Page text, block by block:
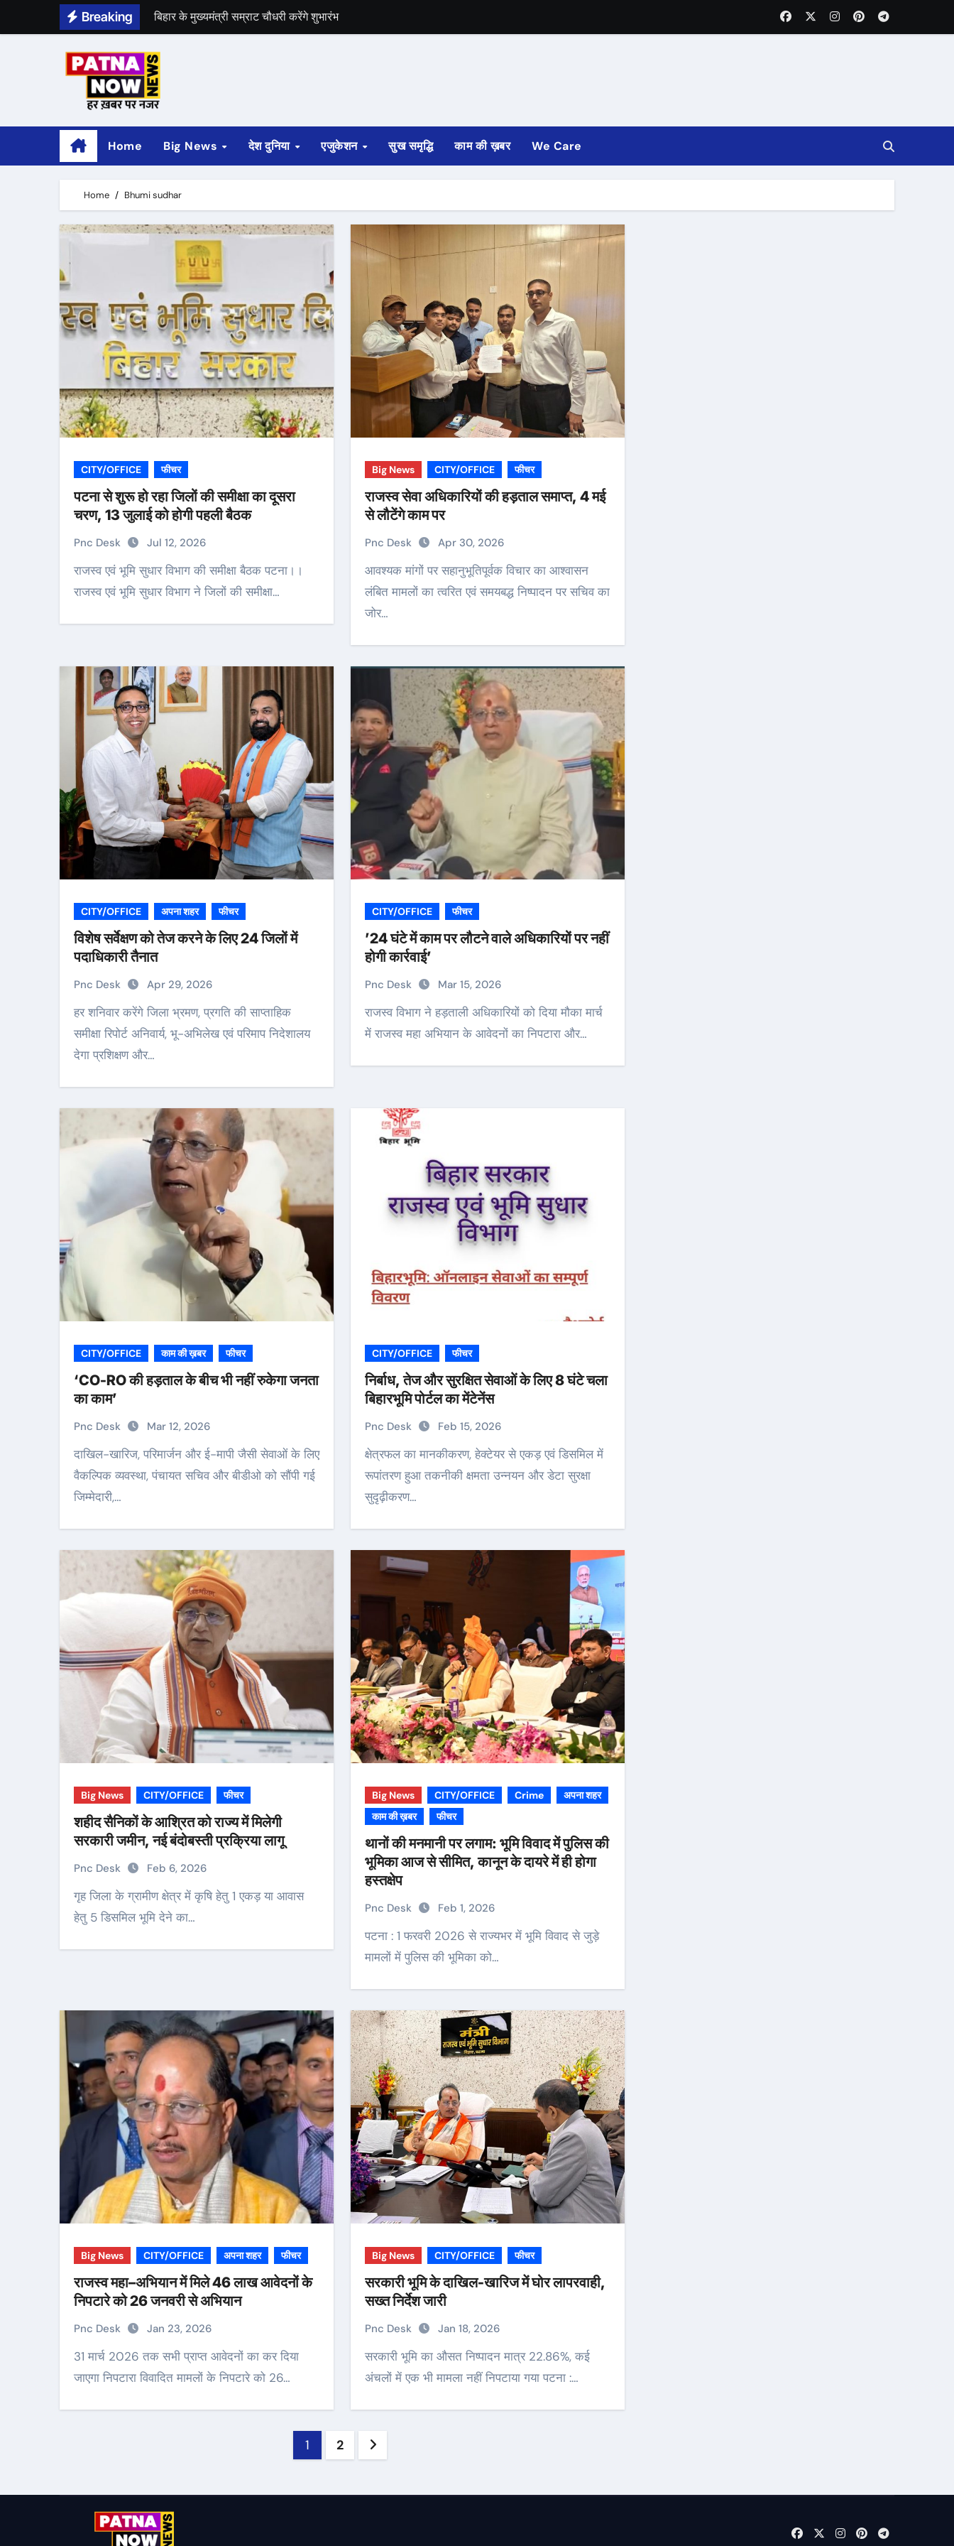
Breaking
हेलीकॉप्टर से पटना समेत बिहार घूम सकेंगे पर्यटक
प्रशांत किशोर और नीरज सिन्हा आज करेंगे नामांकन
Home Big News देश दुनिया एजुकेशन सुख समृद्धि काम की ख़बर We Care
Home Bhumi sudhar
CITY/OFFICE फीचर
पटना से शुरू हो रहा जिलों की समीक्षा का दूसरा
चरण, 13 जुलाई को होगी पहली बैठक
Pnc Desk Jul 12, 2026
राजस्व एवं भूमि सुधार विभाग की समीक्षा बैठक पटना।।
राजस्व एवं भूमि सुधार विभाग ने जिलों की समीक्षा…
Big News CITY/OFFICE फीचर
राजस्व सेवा अधिकारियों की हड़ताल समाप्त, 4 मई
से लौटेंगे काम पर
Pnc Desk Apr 30, 2026
आवश्यक मांगों पर सहानुभूतिपूर्वक विचार का आश्वासन
लंबित मामलों का त्वरित एवं समयबद्ध निष्पादन पर सचिव का
जोर…
CITY/OFFICE अपना शहर फीचर
विशेष सर्वेक्षण को तेज करने के लिए 24 जिलों में
पदाधिकारी तैनात
Pnc Desk Apr 29, 2026
हर शनिवार करेंगे जिला भ्रमण, प्रगति की साप्ताहिक
समीक्षा रिपोर्ट अनिवार्य, भू-अभिलेख एवं परिमाप निदेशालय
देगा प्रशिक्षण और…
CITY/OFFICE फीचर
’24 घंटे में काम पर लौटने वाले अधिकारियों पर नहीं
होगी कार्रवाई’
Pnc Desk Mar 15, 2026
राजस्व विभाग ने हड़ताली अधिकारियों को दिया मौका मार्च
में राजस्व महा अभियान के आवेदनों का निपटारा और…
CITY/OFFICE काम की ख़बर फीचर
‘CO-RO की हड़ताल के बीच भी नहीं रुकेगा जनता
का काम’
Pnc Desk Mar 12, 2026
दाखिल-खारिज, परिमार्जन और ई-मापी जैसी सेवाओं के लिए
वैकल्पिक व्यवस्था, पंचायत सचिव और बीडीओ को सौंपी गई
जिम्मेदारी,…
CITY/OFFICE फीचर
निर्बाध, तेज और सुरक्षित सेवाओं के लिए 8 घंटे चला
बिहारभूमि पोर्टल का मेंटेनेंस
Pnc Desk Feb 15, 2026
क्षेत्रफल का मानकीकरण, हेक्टेयर से एकड़ एवं डिसमिल में
रूपांतरण हुआ तकनीकी क्षमता उन्नयन और डेटा सुरक्षा
सुदृढ़ीकरण…
Big News CITY/OFFICE फीचर
शहीद सैनिकों के आश्रित को राज्य में मिलेगी
सरकारी जमीन, नई बंदोबस्ती प्रक्रिया लागू
Pnc Desk Feb 6, 2026
गृह जिला के ग्रामीण क्षेत्र में कृषि हेतु 1 एकड़ या आवास
हेतु 5 डिसमिल भूमि देने का…
Big News CITY/OFFICE Crime
अपना शहर
काम की ख़बर
फीचर
थानों की मनमानी पर लगाम: भूमि विवाद में पुलिस की
भूमिका आज से सीमित, कानून के दायरे में ही होगा
हस्तक्षेप
Pnc Desk Feb 1, 2026
पटना : 1 फरवरी 2026 से राज्यभर में भूमि विवाद से जुड़े
मामलों में पुलिस की भूमिका को…
Big News CITY/OFFICE अपना शहर फीचर
राजस्व महा–अभियान में मिले 46 लाख आवेदनों के
निपटारे को 26 जनवरी से अभियान
Pnc Desk Jan 23, 2026
31 मार्च 2026 तक सभी प्राप्त आवेदनों का कर दिया
जाएगा निपटारा विवादित मामलों के निपटारे को 26…
Big News CITY/OFFICE फीचर
सरकारी भूमि के दाखिल-खारिज में घोर लापरवाही,
सख्त निर्देश जारी
Pnc Desk Jan 18, 2026
सरकारी भूमि का औसत निष्पादन मात्र 22.86%, कई
अंचलों में एक भी मामला नहीं निपटाया गया पटना :…
Posts
1 2